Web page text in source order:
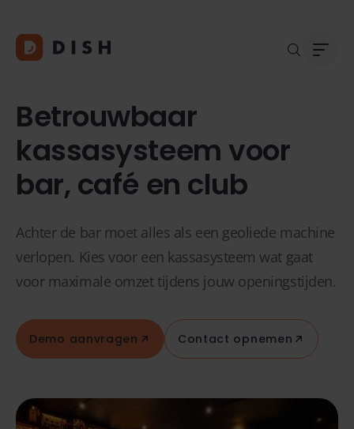
Betrouwbaar
kassasysteem voor
bar, café en club
Achter de bar moet alles als een geoliede machine
verlopen. Kies voor een kassasysteem wat gaat
voor maximale omzet tijdens jouw openingstijden.
Demo aanvragen Contact opnemen